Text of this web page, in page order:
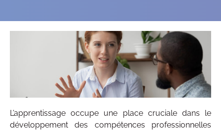
L’apprentissage occupe une place cruciale dans le
développement des compétences professionnelles